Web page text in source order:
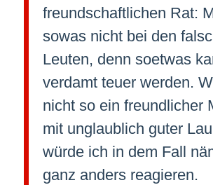
freundschaftlichen Rat:
sowas nicht bei den
Leuten, denn soetwas
verdamt teuer werden.
nicht so ein freundlicher
mit unglaublich guter
würde ich in dem Fall
ganz anders reagieren.